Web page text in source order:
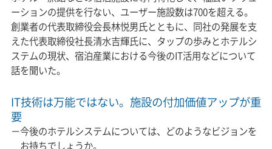
ーションの提供を行ない、ユーザー施設数は700を超える。
創業者の代表取締役会長林悦男氏とともに、同社の発展を支
えた代表取締役社長清水吉輝氏に、タップの歩みとホテルシ
ステムの現状、宿泊産業における今後のIT活用などについて
話を聞いた。
IT技術は万能ではない。施設の付加価値アップが重
要
－今後のホテルシステムについては、どのようなビジョンを
お持ちでしょうか。